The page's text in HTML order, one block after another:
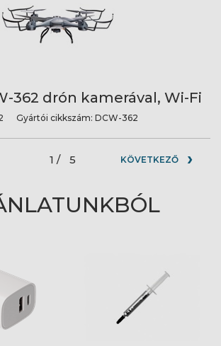
362 drón kamerával, Wi-Fi
Gyártói cikkszám: DCW-362
1 / 5 KÖVETKEZŐ